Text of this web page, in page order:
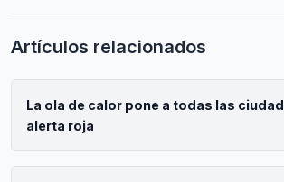
Artículos relacionados
La ola de calor pone a todas las
alerta roja